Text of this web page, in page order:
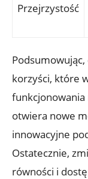
Przejrzystość
korzyści, które
otwiera nowe
innowacyjne‌
Ostatecznie,⁤
równości i